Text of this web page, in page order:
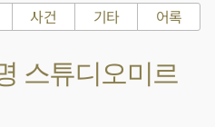
사건 기타 어록
스튜디오미르